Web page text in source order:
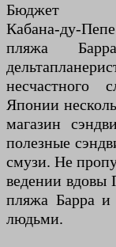
Бюджет
Кабана-ду-
пляжа
несчастного
Японии
магазин
полезные
смузи. Не
ведении вдовы
пляжа Барра и
людьми.